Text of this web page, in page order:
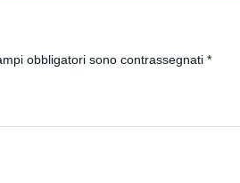
obbligatori sono contrassegnati *